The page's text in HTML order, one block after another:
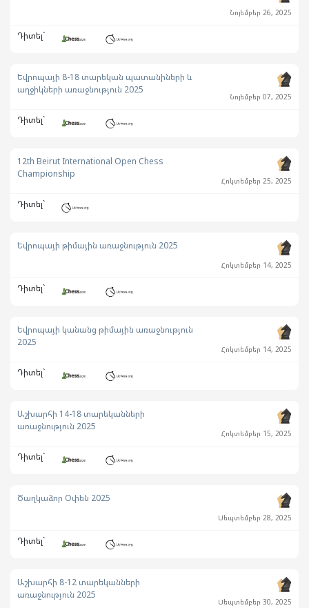
Նոյեմբեր 26, 2025
Դիտել`
Եվրոպայի 8-18 տարեկան պատանիների և
աղջիկների առաջնություն 2025
Նոյեմբեր 07, 2025
Դիտել`
12th Beirut International Open Chess
Championship
Հոկտեմբեր 25, 2025
Դիտել`
Եվրոպայի թիմային առաջնություն 2025
Հոկտեմբեր 14, 2025
Դիտել`
Եվրոպայի կանանց թիմային առաջնություն
2025
Հոկտեմբեր 14, 2025
Դիտել`
Աշխարհի 14-18 տարեկանների
առաջնություն 2025
Հոկտեմբեր 15, 2025
Դիտել`
Ծաղկաձոր Օփեն 2025
Սեպտեմբեր 28, 2025
Դիտել`
Աշխարհի 8-12 տարեկանների
առաջնություն 2025
Սեպտեմբեր 30, 2025